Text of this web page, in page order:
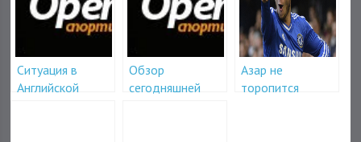
Ситуация в
Английской
Обзор
сегодняшней
Азар не
торопится